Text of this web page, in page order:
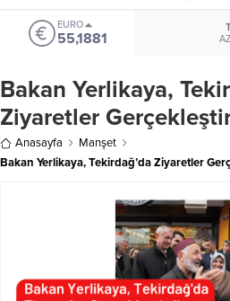
EURO
55,1881
Bakan Yerlikaya,
Ziyaretler
Anasayfa
Manşet
Bakan Yerlikaya, Tekirdağ’da Ziyaretler